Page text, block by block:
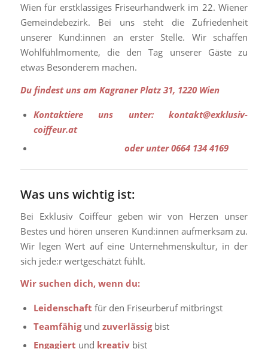
Wien für erstklassiges Friseurhandwerk im 22. Wiener
Gemeindebezirk. Bei uns steht die Zufriedenheit
unserer Kund:innen an erster Stelle. Wir schaffen
Wohlfühlmomente, die den Tag unserer Gäste zu
etwas Besonderem machen.
Du findest uns am Kagraner Platz 31, 1220 Wien
Kontaktiere uns unter: kontakt@exklusiv-
coiffeur.at
oder unter 0664 134 4169
Was uns wichtig ist:
Bei Exklusiv Coiffeur geben wir von Herzen unser
Bestes und hören unseren Kund:innen aufmerksam zu.
Wir legen Wert auf eine Unternehmenskultur, in der
sich jede:r wertgeschätzt fühlt.
Wir suchen dich, wenn du:
Leidenschaft für den Friseurberuf mitbringst
Teamfähigund zuverlässigbist
Engagiert und kreativbist